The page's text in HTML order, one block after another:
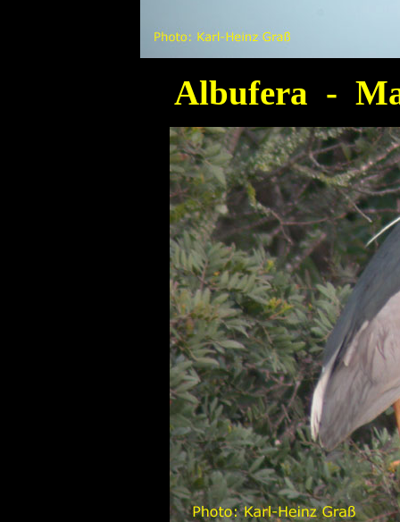
Albufera -